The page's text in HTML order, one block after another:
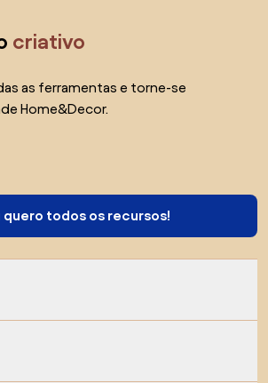
criativo
as ferramentas e torne-se
Home&Decor.
quero todos os recursos!